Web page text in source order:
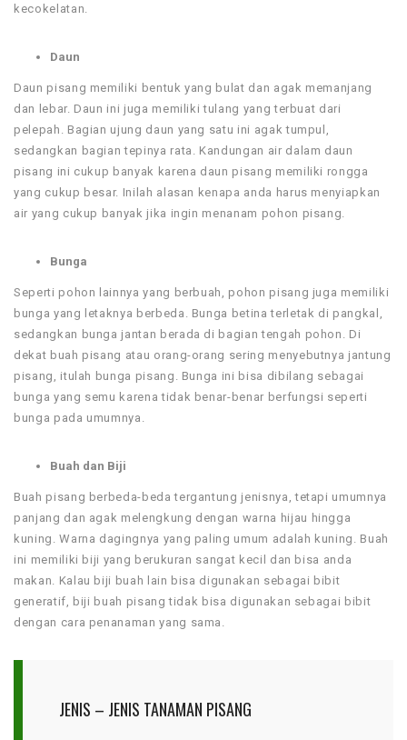
kecokelatan.
Daun
Daun pisang memiliki bentuk yang bulat dan agak memanjang
dan lebar. Daun ini juga memiliki tulang yang terbuat dari
pelepah. Bagian ujung daun yang satu ini agak tumpul,
sedangkan bagian tepinya rata. Kandungan air dalam daun
pisang ini cukup banyak karena daun pisang memiliki rongga
yang cukup besar. Inilah alasan kenapa anda harus menyiapkan
air yang cukup banyak jika ingin menanam pohon pisang.
Bunga
Seperti pohon lainnya yang berbuah, pohon pisang juga memiliki
bunga yang letaknya berbeda. Bunga betina terletak di pangkal,
sedangkan bunga jantan berada di bagian tengah pohon. Di
dekat buah pisang atau orang-orang sering menyebutnya jantung
pisang, itulah bunga pisang. Bunga ini bisa dibilang sebagai
bunga yang semu karena tidak benar-benar berfungsi seperti
bunga pada umumnya.
Buah dan Biji
Buah pisang berbeda-beda tergantung jenisnya, tetapi umumnya
panjang dan agak melengkung dengan warna hijau hingga
kuning. Warna dagingnya yang paling umum adalah kuning. Buah
ini memiliki biji yang berukuran sangat kecil dan bisa anda
makan. Kalau biji buah lain bisa digunakan sebagai bibit
generatif, biji buah pisang tidak bisa digunakan sebagai bibit
dengan cara penanaman yang sama.
JENIS – JENIS TANAMAN PISANG